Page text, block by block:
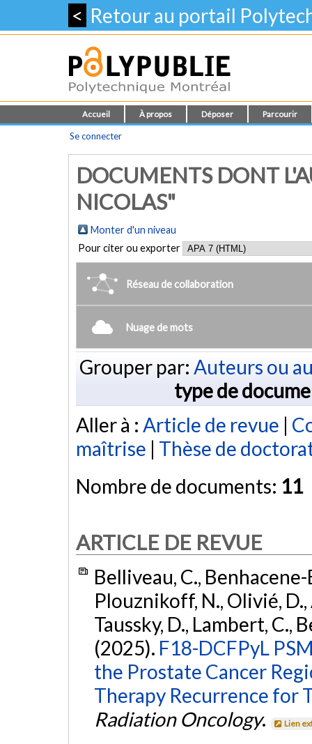
< Retour au portail
Accueil À propos Déposer Parcourir
Se connecter
DOCUMENTS DONT
NICOLAS"
Monter d'un niveau
Pour citer ou exporter
Réseau de collaboration
Nuage de mots
Grouper par: Auteurs ou
type de
Aller à : Article de revue |
maîtrise | Thèse de
Nombre de documents: 11
ARTICLE DE REVUE
Belliveau, C.,
Plouznikoff, N., Olivié, D.,
Taussky, D., Lambert, C.,
(2025). F18-DCFPyL
the Prostate Cancer
Therapy Recurrence for
Radiation Oncology. Lien